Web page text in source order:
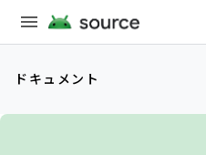
ドキュメント